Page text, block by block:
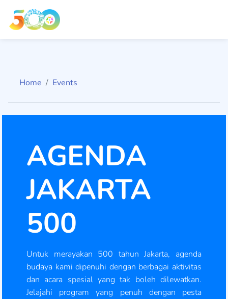
Home Events
AGENDA
JAKARTA
500
Untuk merayakan 500 tahun Jakarta, agenda
budaya kami dipenuhi dengan berbagai aktivitas
dan acara spesial yang tak boleh dilewatkan.
Jelajahi program yang penuh dengan pesta